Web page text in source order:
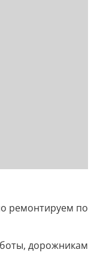
ремонтируем по
дорожникам